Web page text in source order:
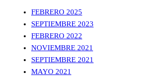
FEBRERO 2025
SEPTIEMBRE 2023
FEBRERO 2022
NOVIEMBRE 2021
SEPTIEMBRE 2021
MAYO 2021